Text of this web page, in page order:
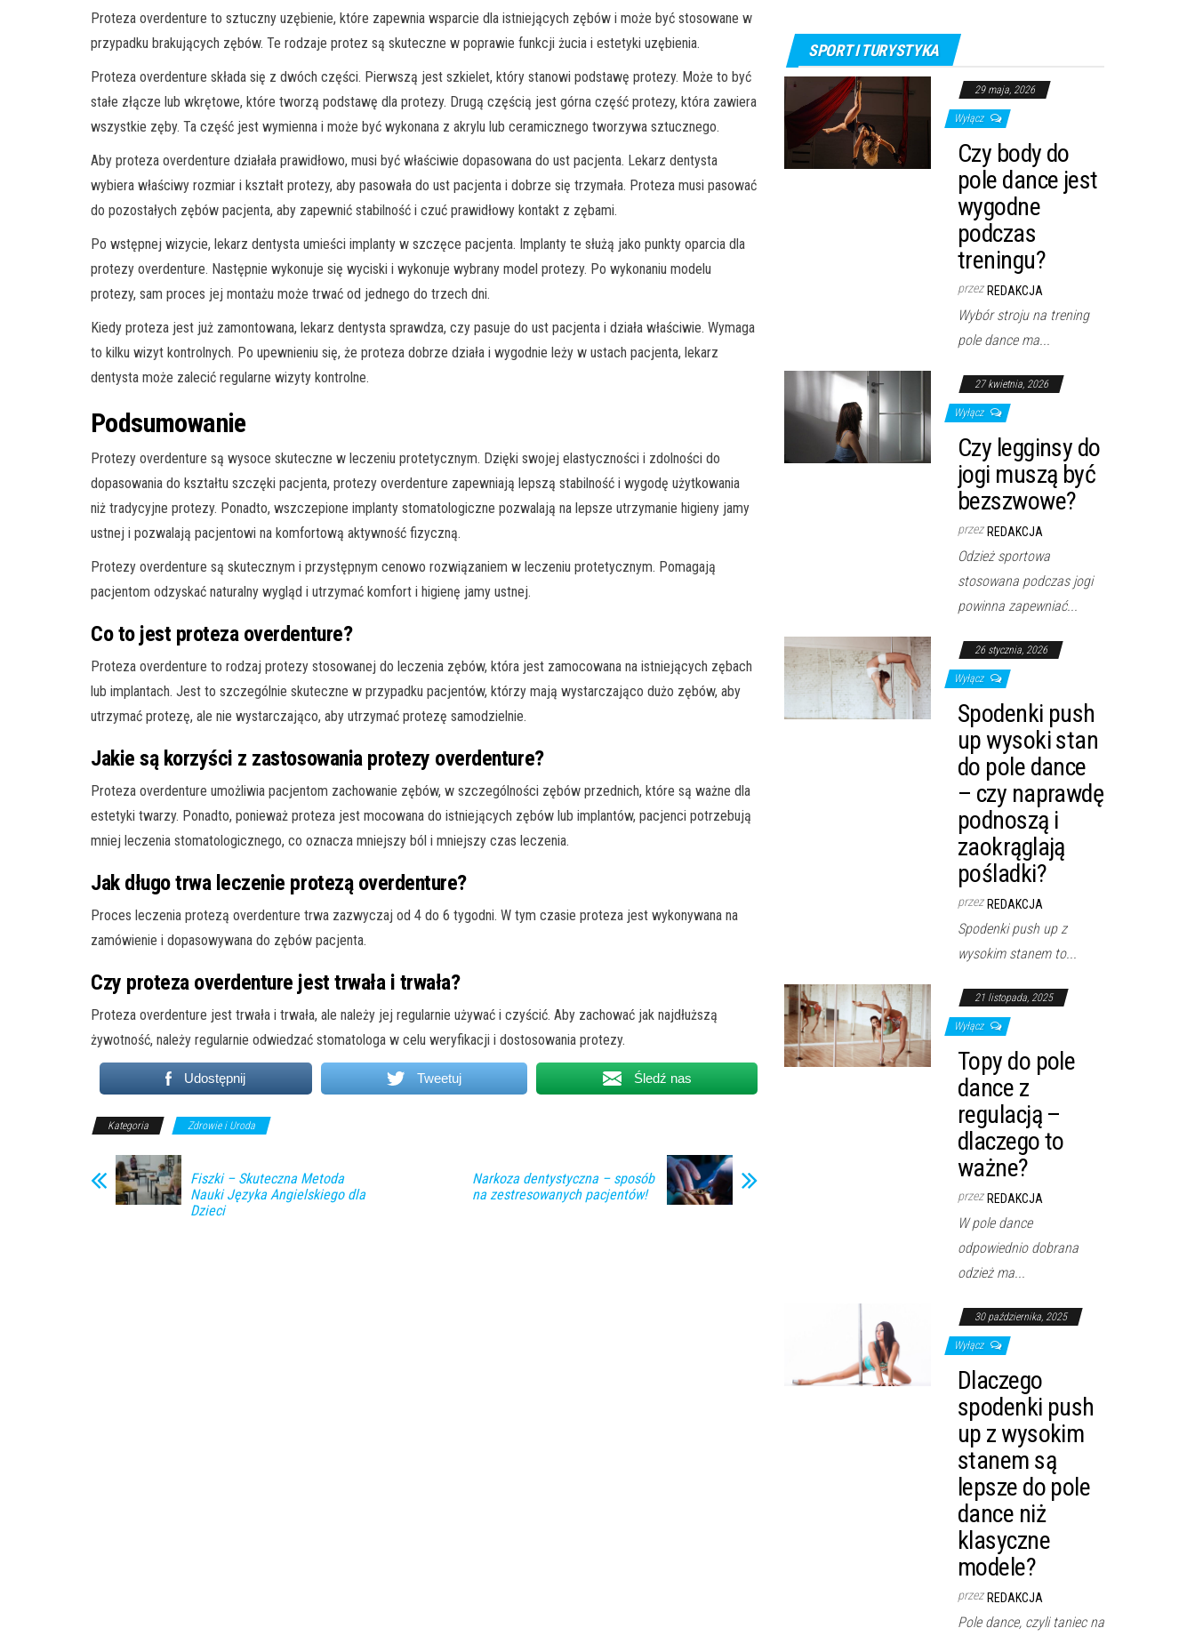
Proteza overdenture to sztuczny uzębienie, które zapewnia wsparcie dla istniejących zębów i może być stosowane w
przypadku brakujących zębów. Te rodzaje protez są skuteczne w poprawie funkcji żucia i estetyki uzębienia.
Proteza overdenture składa się z dwóch części. Pierwszą jest szkielet, który stanowi podstawę protezy. Może to być
stałe złącze lub wkrętowe, które tworzą podstawę dla protezy. Drugą częścią jest górna część protezy, która zawiera
wszystkie zęby. Ta część jest wymienna i może być wykonana z akrylu lub ceramicznego tworzywa sztucznego.
Aby proteza overdenture działała prawidłowo, musi być właściwie dopasowana do ust pacjenta. Lekarz dentysta
wybiera właściwy rozmiar i kształt protezy, aby pasowała do ust pacjenta i dobrze się trzymała. Proteza musi pasować
do pozostałych zębów pacjenta, aby zapewnić stabilność i czuć prawidłowy kontakt z zębami.
Po wstępnej wizycie, lekarz dentysta umieści implanty w szczęce pacjenta. Implanty te służą jako punkty oparcia dla
protezy overdenture. Następnie wykonuje się wyciski i wykonuje wybrany model protezy. Po wykonaniu modelu
protezy, sam proces jej montażu może trwać od jednego do trzech dni.
Kiedy proteza jest już zamontowana, lekarz dentysta sprawdza, czy pasuje do ust pacjenta i działa właściwie. Wymaga
to kilku wizyt kontrolnych. Po upewnieniu się, że proteza dobrze działa i wygodnie leży w ustach pacjenta, lekarz
dentysta może zalecić regularne wizyty kontrolne.
Podsumowanie
Protezy overdenture są wysoce skuteczne w leczeniu protetycznym. Dzięki swojej elastyczności i zdolności do
dopasowania do kształtu szczęki pacjenta, protezy overdenture zapewniają lepszą stabilność i wygodę użytkowania
niż tradycyjne protezy. Ponadto, wszczepione implanty stomatologiczne pozwalają na lepsze utrzymanie higieny jamy
ustnej i pozwalają pacjentowi na komfortową aktywność fizyczną.
Protezy overdenture są skutecznym i przystępnym cenowo rozwiązaniem w leczeniu protetycznym. Pomagają
pacjentom odzyskać naturalny wygląd i utrzymać komfort i higienę jamy ustnej.
Co to jest proteza overdenture?
Proteza overdenture to rodzaj protezy stosowanej do leczenia zębów, która jest zamocowana na istniejących zębach
lub implantach. Jest to szczególnie skuteczne w przypadku pacjentów, którzy mają wystarczająco dużo zębów, aby
utrzymać protezę, ale nie wystarczająco, aby utrzymać protezę samodzielnie.
Jakie są korzyści z zastosowania protezy overdenture?
Proteza overdenture umożliwia pacjentom zachowanie zębów, w szczególności zębów przednich, które są ważne dla
estetyki twarzy. Ponadto, ponieważ proteza jest mocowana do istniejących zębów lub implantów, pacjenci potrzebują
mniej leczenia stomatologicznego, co oznacza mniejszy ból i mniejszy czas leczenia.
Jak długo trwa leczenie protezą overdenture?
Proces leczenia protezą overdenture trwa zazwyczaj od 4 do 6 tygodni. W tym czasie proteza jest wykonywana na
zamówienie i dopasowywana do zębów pacjenta.
Czy proteza overdenture jest trwała i trwała?
Proteza overdenture jest trwała i trwała, ale należy jej regularnie używać i czyścić. Aby zachować jak najdłuższą
żywotność, należy regularnie odwiedzać stomatologa w celu weryfikacji i dostosowania protezy.
Udostępnij Tweetuj Śledź nas
Kategoria Zdrowie i Uroda
Fiszki – Skuteczna Metoda
Nauki Języka Angielskiego dla
Dzieci
Narkoza dentystyczna – sposób
na zestresowanych pacjentów!
SPORT I TURYSTYKA
29 maja, 2026
Wyłącz
Czy body do
pole dance jest
wygodne
podczas
treningu?
przez REDAKCJA
Wybór stroju na trening
pole dance ma...
27 kwietnia, 2026
Wyłącz
Czy legginsy do
jogi muszą być
bezszwowe?
przez REDAKCJA
Odzież sportowa
stosowana podczas jogi
powinna zapewniać...
26 stycznia, 2026
Wyłącz
Spodenki push
up wysoki stan
do pole dance
– czy naprawdę
podnoszą i
zaokrąglają
pośladki?
przez REDAKCJA
Spodenki push up z
wysokim stanem to...
21 listopada, 2025
Wyłącz
Topy do pole
dance z
regulacją –
dlaczego to
ważne?
przez REDAKCJA
W pole dance
odpowiednio dobrana
odzież ma...
30 października, 2025
Wyłącz
Dlaczego
spodenki push
up z wysokim
stanem są
lepsze do pole
dance niż
klasyczne
modele?
przez REDAKCJA
Pole dance, czyli taniec na